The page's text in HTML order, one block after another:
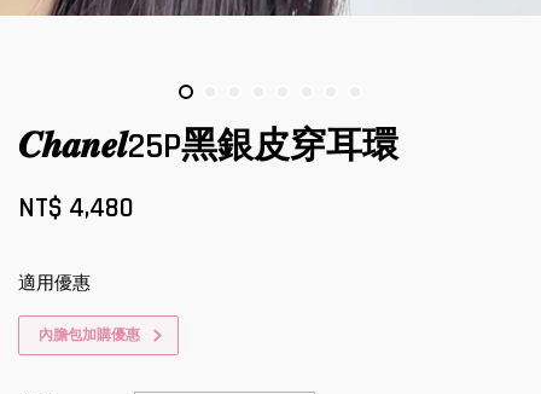
𝑪𝒉𝒂𝒏𝒆𝒍25P黑銀皮穿耳環
NT$ 4,480
適用優惠
內膽包加購優惠